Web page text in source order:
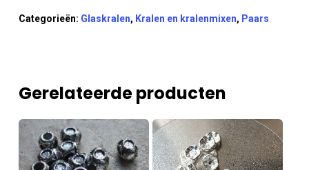
Categorieën: Glaskralen, Kralen en kralenmixen, Paars
Gerelateerde producten